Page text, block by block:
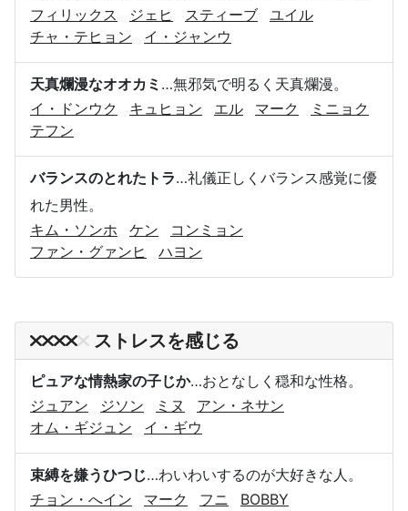
フィリックス
ジェヒ スティーブ
ユイル
チャ・テヒョン
イ・ジャンウ
天真爛漫なオオカミ …無邪気で明るく天真爛漫。
イ・ドンウク
キュヒョン エル マーク
ミニョク
テフン
バランスのとれたトラ…礼儀正しくバランス感覚に優
れた男性。
キム・ソンホ
ケン
コンミョン
ファン・グァンヒ
ハヨン
ストレスを感じる
ピュアな情熱家の子じか…おとなしく穏和な性格。
ジュアン
ジソン ミヌ
アン・ネサン
オム・ギジュン
イ・ギウ
束縛を嫌うひつじ…わいわいするのが大好きな人。
チョン・へイン
マーク フニ
BOBBY